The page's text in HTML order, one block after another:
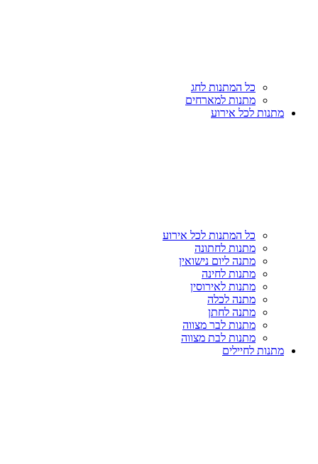
כל המתנות לחג
מתנות למארחים
מתנות לכל אירוע
כל המתנות לכל אירוע
מתנות לחתונה
מתנה ליום נישואין
מתנות לחינה
מתנות לאירוסין
מתנה לכלה
מתנה לחתן
מתנות לבר מצווה
מתנות לבת מצווה
מתנות לחיילים